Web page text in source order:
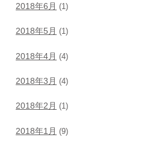
2018年6月 (1)
2018年5月 (1)
2018年4月 (4)
2018年3月 (4)
2018年2月 (1)
2018年1月 (9)